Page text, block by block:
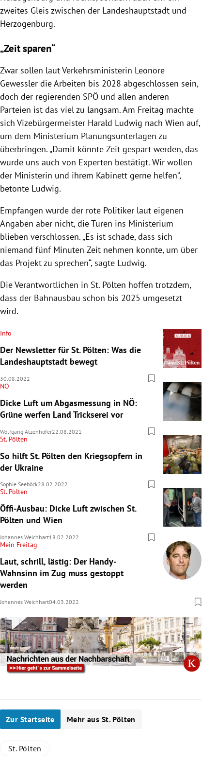
zweites Gleis zwischen der Landeshauptstadt und
Herzogenburg.
„Zeit sparen“
Zwar sollen laut Verkehrsministerin Leonore
Gewessler die Arbeiten bis 2028 abgeschlossen sein,
doch der regierenden SPÖ und allen anderen
Parteien ist das viel zu langsam. Am Freitag machte
sich Vizebürgermeister Harald Ludwig nach Wien auf,
um dem Ministerium Planungsunterlagen zu
überbringen. „Damit könnte Zeit gespart werden, das
wurde uns auch von Experten bestätigt. Wir wollen
der Ministerin und ihrem Kabinett gerne helfen“,
betonte Ludwig.
Empfangen wurde der rote Politiker laut eigenen
Angaben aber nicht, die Türen ins Ministerium
blieben verschlossen. „Es ist schade, dass sich
niemand fünf Minuten Zeit nehmen konnte, um über
das Projekt zu sprechen“, sagte Ludwig.
Die Verantwortlichen in St. Pölten hoffen trotzdem,
dass der Bahnausbau schon bis 2025 umgesetzt
wird.
Info
Der Newsletter für St. Pölten: Was die
Landeshauptstadt bewegt
30.08.2022
NÖ
Dicke Luft um Abgasmessung in NÖ:
Grüne werfen Land Trickserei vor
Wolfgang Atzenhofer22.08.2021
St. Pölten
So hilft St. Pölten den Kriegsopfern in
der Ukraine
Sophie Seeböck28.02.2022
St. Pölten
Öffi-Ausbau: Dicke Luft zwischen St.
Pölten und Wien
Johannes Weichhart18.02.2022
Mein Freitag
Laut, schrill, lästig: Der Handy-
Wahnsinn im Zug muss gestoppt
werden
Johannes Weichhart04.03.2022
Zur Startseite Mehr aus St. Pölten
St. Pölten